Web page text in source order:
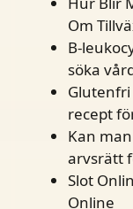
Om
B-
söka
Glutenfri
recept
Kan
arvsrätt
Slot
Online